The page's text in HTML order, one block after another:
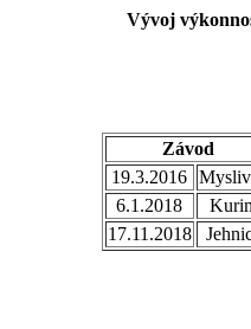
Vývoj
Závod
19.3.2016
6.1.2018
17.11.2018